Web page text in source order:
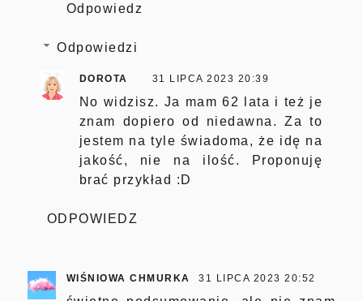
Odpowiedz
Odpowiedzi
DOROTA 31 LIPCA 2023 20:39
No widzisz. Ja mam 62 lata i też je
znam dopiero od niedawna. Za to
jestem na tyle świadoma, że idę na
jakość, nie na ilość. Proponuję
brać przykład :D
ODPOWIEDZ
WIŚNIOWA CHMURKA 31 LIPCA 2023 20:52